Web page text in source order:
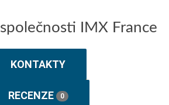
IMX France
KONTAKTY
RECENZE 0